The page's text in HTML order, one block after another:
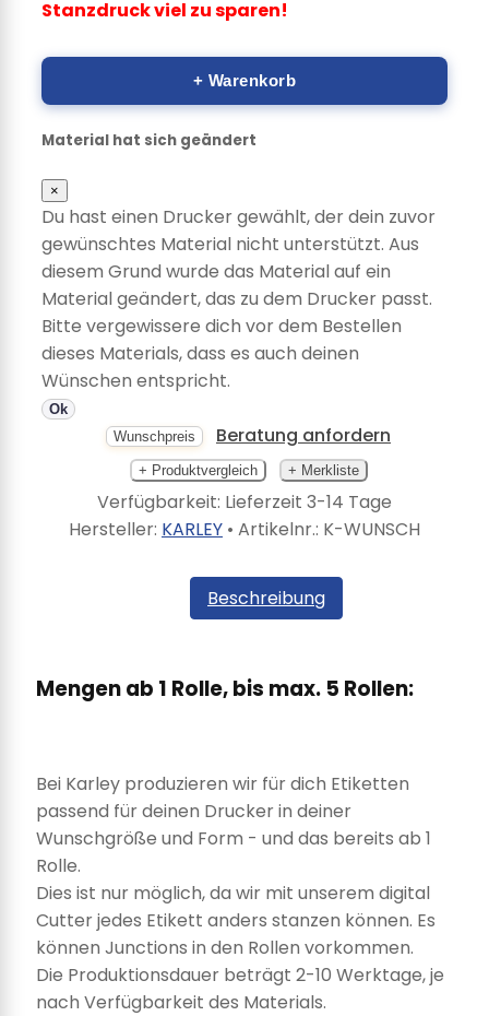
Stanzdruck viel zu sparen!
+ Warenkorb
Material hat sich geändert
×
Du hast einen Drucker gewählt, der dein zuvor
gewünschtes Material nicht unterstützt. Aus
diesem Grund wurde das Material auf ein
Material geändert, das zu dem Drucker passt.
Bitte vergewissere dich vor dem Bestellen
dieses Materials, dass es auch deinen
Wünschen entspricht.
Ok
Wunschpreis
Beratung anfordern
+ Produktvergleich + Merkliste
Verfügbarkeit: Lieferzeit 3-14 Tage
Hersteller: KARLEY • Artikelnr.: K-WUNSCH
Beschreibung
Mengen ab 1 Rolle, bis max. 5 Rollen:
Bei Karley produzieren wir für dich Etiketten
passend für deinen Drucker in deiner
Wunschgröße und Form - und das bereits ab 1
Rolle.
Dies ist nur möglich, da wir mit unserem digital
Cutter jedes Etikett anders stanzen können. Es
können Junctions in den Rollen vorkommen.
Die Produktionsdauer beträgt 2-10 Werktage, je
nach Verfügbarkeit des Materials.